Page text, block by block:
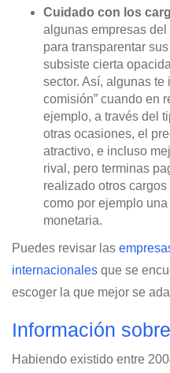
Cuidado con los
algunas empresas
para transparentar
subsiste cierta
sector. Así, algunas te
comisión” cuando en
ejemplo, a través del
otras ocasiones, el
atractivo, e incluso
rival, pero terminas
realizado otros
como por ejemplo
monetaria.
Puedes revisar las
internacionales que se
escoger la que mejor se
Información
Habiendo existido entre